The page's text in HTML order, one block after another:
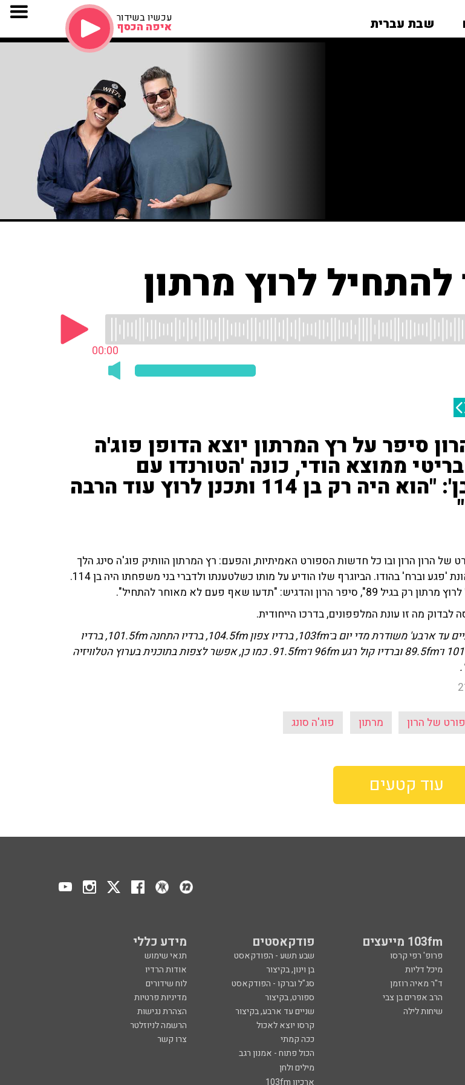
שבת עברית עכשיו בשידור
איפה הכסף
לרוץ מרתון
00:00
סיפר על רץ המרתון יוצא הדופן פוג'ה
ממוצא הודי, כונה 'הטורנדו עם
הטורבן': "הוא היה רק בן 114 ותכנן לרוץ עוד הרבה
של הרון הרון ובו כל חדשות הספורט האמיתיות, והפעם: רץ המרתון הוותיק פוג'ה סינג הלך
לעולמו בתאונת 'פגע וברח' בהודו. הביוגרף שלו הודיע על מותו כשלטענתו ולדברי בני משפחתו היה בן 114.
סיפר הרון והדגיש: "תדעו שאף פעם לא מאוחר להתחיל".
לבדוק מה זו עונת המלפפונים, בדרכו הייחודית.
התוכנית 'שניים עד ארבע' משודרת מדי יום ב־103fm, ברדיו צפון 104.5fm, ברדיו התחנה 101.5fm, ברדיו
ירושלים 101fm ו־89.5fm וברדיו קול רגע 96fm ו־91.5fm. כמו כן, אפשר לצפות בתוכנית בערוץ הטלוויזיה
של הרון מרתון פוג'ה סונג
עוד קטעים
103fm מייעצים פודקאסטים מידע כללי
פרופ' רפי קרסו שבע תשע - הפודקאסט
תנאי שימוש
מיכל דליות בן וינון, בקיצור
אודות הרדיו
ד"ר מאיה רוזמן סג"ל וברקו - הפודקאסט
לוח שידורים
הרב אפרים בן צבי ספורט, בקיצור
מדיניות פרטיות
שיחות לילה שניים עד ארבע, בקיצור
הצהרת נגישות
קרסו יוצא לאכול
הרשמה לניוזלטר
ככה קמתי
צרו קשר
הכול פתוח - אמנון רגב
מילים ולחן
ארכיון 103fm